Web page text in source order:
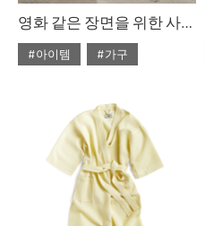
영화 같은 장면을 위한 사물들
#아이템
#가구
#자라홈